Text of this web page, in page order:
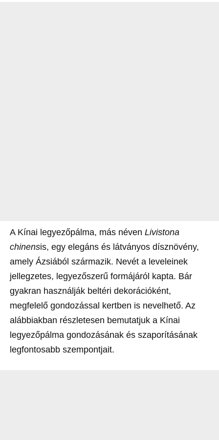
A Kínai legyezőpálma, más néven Livistona
chinensis, egy elegáns és látványos dísznövény,
amely Ázsiából származik. Nevét a leveleinek
jellegzetes, legyezőszerű formájáról kapta. Bár
gyakran használják beltéri dekorációként,
megfelelő gondozással kertben is nevelhető. Az
alábbiakban részletesen bemutatjuk a Kínai
legyezőpálma gondozásának és szaporításának
legfontosabb szempontjait.